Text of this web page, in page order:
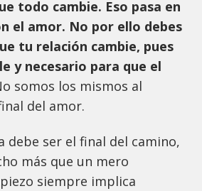
todo cambie. Eso pasa en
el amor. No por ello debes
tu relación cambie, pues
y necesario para que el
somos los mismos al
del amor.
debe ser el final del camino,
más que un mero
siempre implica